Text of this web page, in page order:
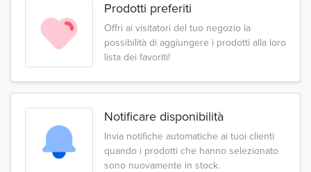
Prodotti preferiti
Offri ai visitatori del tuo negozio la
possibilità di aggiungere i prodotti alla loro
lista dei favoriti!
Notificare disponibilità
Invia notifiche automatiche ai tuoi clienti
quando i prodotti che hanno selezionato
sono nuovamente in stock.